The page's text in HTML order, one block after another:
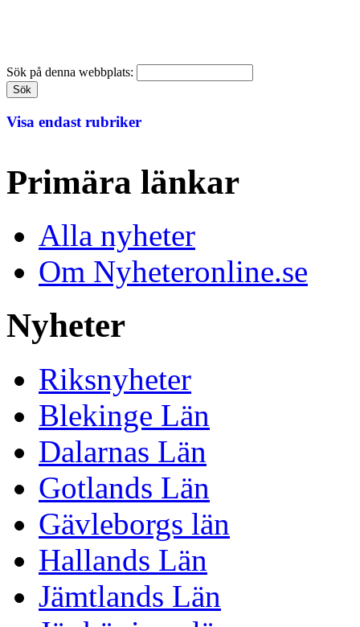
Sök på denna webbplats:
Visa endast rubriker
Primära länkar
Alla nyheter
Om Nyheteronline.se
Nyheter
Riksnyheter
Blekinge Län
Dalarnas Län
Gotlands Län
Gävleborgs län
Hallands Län
Jämtlands Län